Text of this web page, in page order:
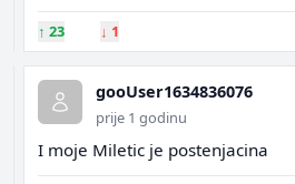
↑ 23 ↓ 1
gooUser1634836076
prije 1 godinu
I moje Miletic je postenjacina